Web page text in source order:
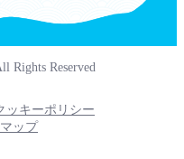
Rights Reserved
ッキーポリシー
ップ